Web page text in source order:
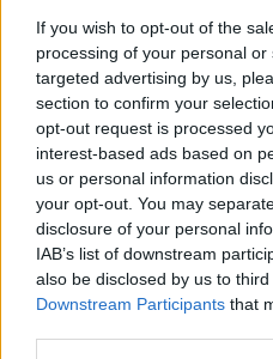
If you wish to opt-out of the
processing of your personal
targeted advertising by us,
section to confirm your
opt-out request is processed
interest-based ads based on
us or personal information
your opt-out. You may
disclosure of your personal
IAB’s list of downstream
also be disclosed by us to
Downstream Participants that
Brunt